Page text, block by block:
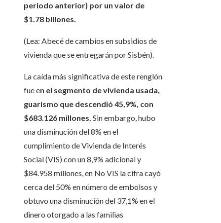
periodo anterior) por un valor de
$1.78 billones.
(Lea: Abecé de cambios en subsidios de
vivienda que se entregarán por Sisbén).
La caída más significativa de este renglón
fue en el segmento de vivienda usada,
guarismo que descendió 45,9%, con
$683.126 millones. Sin embargo, hubo
una disminución del 8% en el
cumplimiento de Vivienda de Interés
Social (VIS) con un 8,9% adicional y
$84.958 millones, en No VIS la cifra cayó
cerca del 50% en número de embolsos y
obtuvo una disminución del 37,1% en el
dinero otorgado a las familias